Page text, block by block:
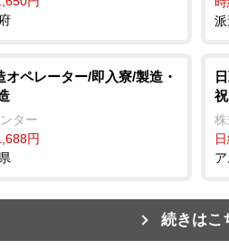
オペレーター/即入寮/製造・
ター
円
続きはこ